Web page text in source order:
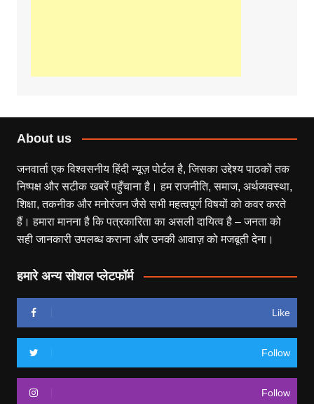
About us
जनवार्ता एक विश्वसनीय हिंदी न्यूज़ पोर्टल है, जिसका उद्देश्य पाठकों तक
निष्पक्ष और सटीक खबरें पहुँचाना है। हम राजनीति, समाज, अर्थव्यवस्था,
शिक्षा, तकनीक और मनोरंजन जैसे सभी महत्वपूर्ण विषयों को कवर करते
हैं। हमारा मानना है कि पत्रकारिता का असली दायित्व है – जनता को
सही जानकारी उपलब्ध कराना और उनकी आवाज़ को मजबूती देना।
हमारे अन्य सोशल प्लेटफॉर्म
Like
Follow
Follow